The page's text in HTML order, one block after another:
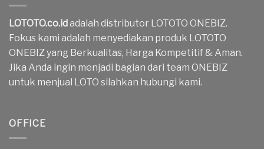
LOTOTO.co.id adalah distributor LOTOTO ONEBIZ.
Fokus kami adalah menyediakan produk LOTOTO
ONEBIZ yang Berkualitas, Harga Kompetitif & Aman.
Jika Anda ingin menjadi bagian dari team ONEBIZ
untuk menjual LOTO silahkan hubungi kami.
OFFICE